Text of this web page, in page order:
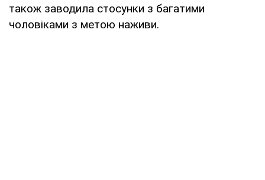
також заводила стосунки з багатими
чоловіками з метою наживи.